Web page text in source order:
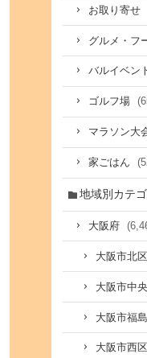
お取り寄せ
グルメ・フ
バルイベン
ゴルフ場
マラソン大
家ごはん
地域別カテ
大阪府
大阪市北区
大阪市中
大阪市福
大阪市西区